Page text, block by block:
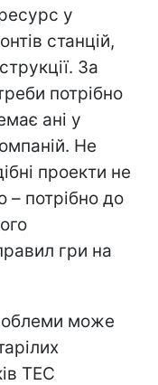
у
станцій,
За
потрібно
ані у
Не
проекти не
– потрібно до
гри на
може
ТЕС